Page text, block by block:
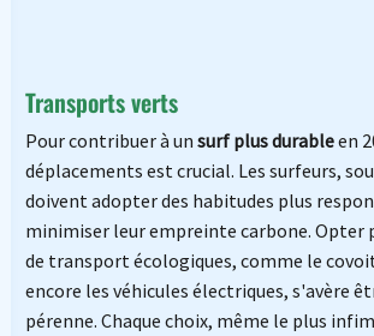
Transports verts
Pour contribuer à un surf plus durableen
déplacements est crucial. Les surfeurs,
doivent adopter des habitudes plus
minimiser leur empreinte carbone. Opter
de transport écologiques, comme le
encore les véhicules électriques, s'avère
pérenne. Chaque choix, même le plus